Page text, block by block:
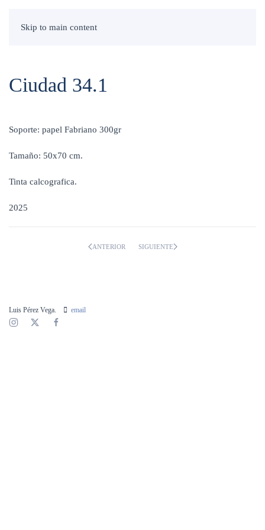
Skip to main content
Ciudad 34.1
Soporte: papel Fabriano 300gr
Tamaño: 50x70 cm.
Tinta calcografica.
2025
ANTERIOR SIGUIENTE
Luis Pérez Vega. email